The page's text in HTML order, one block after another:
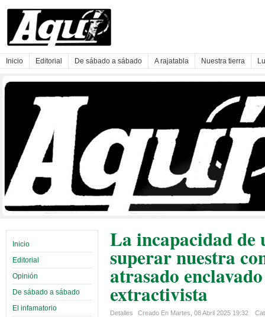
Inicio Editorial De sábado a sábado A rajatabla Nuestra tierra
Inicio
Editorial
Opinión
De sábado a sábado
El infamatorio
La incapacidad de
superar nuestra
atrasado
extractivista
Detalles Creado En Martes, 08 Abril 2025 19:32